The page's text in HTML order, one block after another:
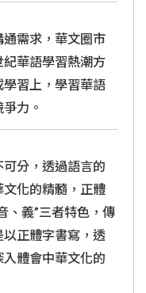
需求，華文圈市
華語學習熱潮方
習上，學習華語
力。
分，透過語言的
化的精髓，正體
、義”三者特色，傳
正體字書寫，透
體會中華文化的